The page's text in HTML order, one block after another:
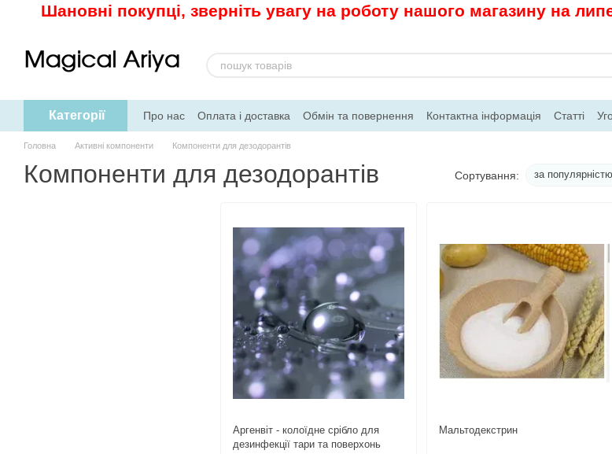
Шановні покупці, зверніть увагу на роботу нашого магазину на
Категорії Про нас Оплата і доставка Обмін та повернення Контактна інформація Статті
Рецепти
Головна Активні компоненти Компоненти для дезодорантів
Компоненти для дезодорантів Сортування: за популярністю
Аргенвіт - колоїдне срібло для
дезинфекції тари та поверхонь
Мальтодекстрин